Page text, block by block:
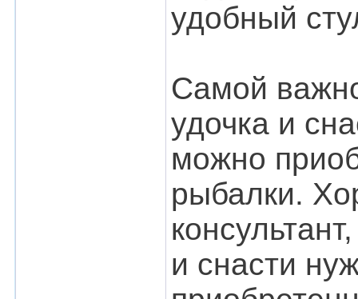
удобный
Самой
удочка и
можно
рыбалки.
и снасти